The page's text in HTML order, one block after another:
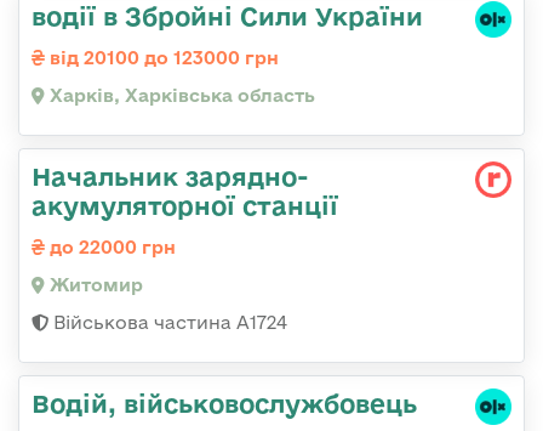
водії в Збройні Сили України
від 20100 до 123000 грн
Харків, Харківська область
Начальник зарядно-
акумуляторної станції
до 22000 грн
Житомир
Військова частина А1724
Водій, військовослужбовець